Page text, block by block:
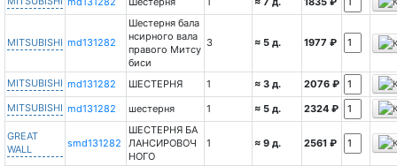
MITSUBISHI md131282
Шестерня бала
нсирного вала
правого Митсу
биси
3 ≈ 5 д. 1977 ₽
MITSUBISHI md131282 ШЕСТЕРНЯ 1 ≈ 3 д.
2076 ₽
MITSUBISHI md131282 шестерня 1 ≈ 5 д. 2324 ₽
GREAT
WALL
smd131282
ШЕСТЕРНЯ БА
ЛАНСИРОВОЧ
НОГО
1 ≈ 9 д. 2561 ₽